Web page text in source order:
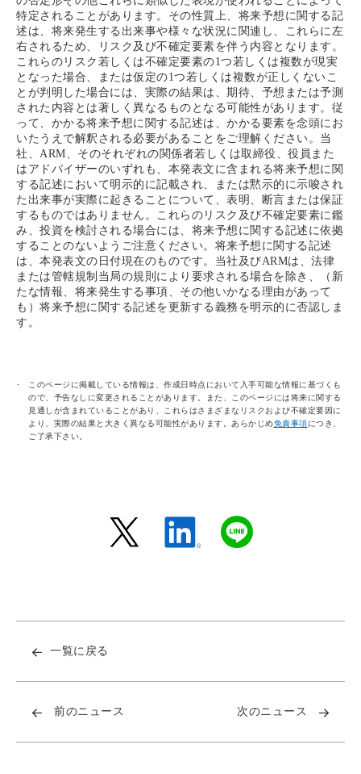
特定されることがあります。その性質上、将来予想に関する記
述は、将来発生する出来事や様々な状況に関連し、これらに左
右されるため、リスク及び不確定要素を伴う内容となります。
これらのリスク若しくは不確定要素の1つ若しくは複数が現実
となった場合、または仮定の1つ若しくは複数が正しくないこ
とが判明した場合には、実際の結果は、期待、予想または予測
された内容とは著しく異なるものとなる可能性があります。従
って、かかる将来予想に関する記述は、かかる要素を念頭にお
いたうえで解釈される必要があることをご理解ください。当
社、ARM、そのそれぞれの関係者若しくは取締役、役員また
はアドバイザーのいずれも、本発表文に含まれる将来予想に関
する記述において明示的に記載され、または黙示的に示唆され
た出来事が実際に起きることについて、表明、断言または保証
するものではありません。これらのリスク及び不確定要素に鑑
み、投資を検討される場合には、将来予想に関する記述に依拠
することのないようご注意ください。将来予想に関する記述
は、本発表文の日付現在のものです。当社及びARMは、法律
または管轄規制当局の規則により要求される場合を除き、（新
たな情報、将来発生する事項、その他いかなる理由があって
も）将来予想に関する記述を更新する義務を明示的に否認しま
す。
このページに掲載している情報は、作成日時点において入手可能な情報に基づくも
ので、予告なしに変更されることがあります。また、このページには将来に関する
見通しが含まれていることがあり、これらはさまざまなリスクおよび不確定要因に
より、実際の結果と大きく異なる可能性があります。あらかじめ免責事項につき、
ご了承下さい。
一覧に戻る
前のニュース 次のニュース